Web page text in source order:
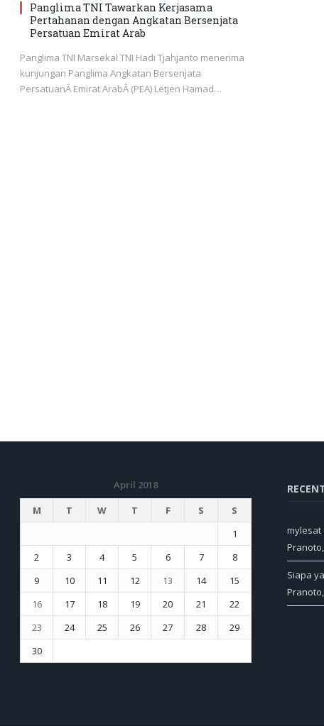
Panglima TNI Tawarkan Kerjasama
Pertahanan dengan Angkatan Bersenjata
Persatuan Emirat Arab
Panglima TNI Marsekal TNI Hadi Tjahjanto menerima
kunjungan Panglima Angkatan Bersenjata
PersatuanÂ Emirat ArabÂ (PEA) Letjen Hamad…
April 2018
M
T W T F S
S
1
2
3 4 5 6 7
8
9
10 11 12 13 14
15
16
17 18 19 20 21
22
23
24 25 26 27 28
29
30
mylesat
Siapa